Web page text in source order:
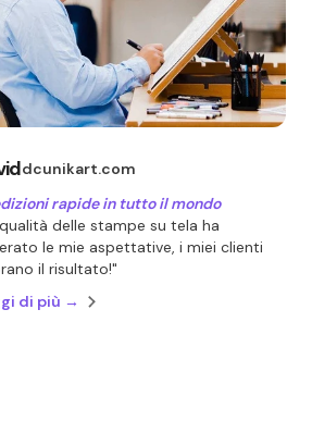
dcunikart.com
rapide in tutto il mondo
delle stampe su tela ha
le mie aspettative, i miei clienti
il risultato!"
di più →